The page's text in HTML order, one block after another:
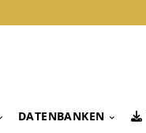
DATENBANKEN